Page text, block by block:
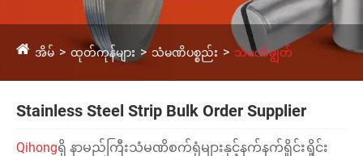
အိမ် ထုတ်ကုန်များ သံမဏိပစ္စည်း သံမဏိချွတ်
Stainless Steel Strip Bulk Order Supplier
Qihongရှိ နာမည်ကြီးသံမဏိစက်ရုံများနှင့်နက်နက်ရှိုင်းရှိုင်း